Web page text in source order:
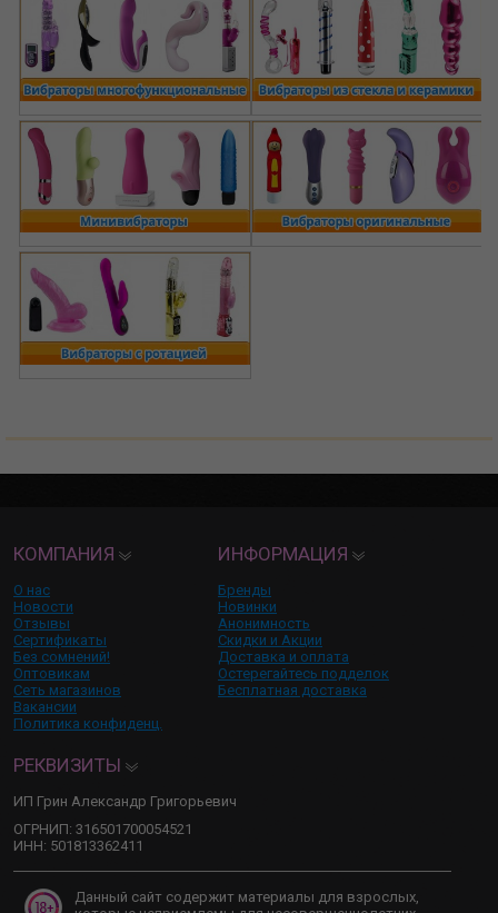
КОМПАНИЯ
О нас
Новости
Отзывы
Сертификаты
Без сомнений!
Оптовикам
Сеть магазинов
Вакансии
Политика конфиденц.
ИНФОРМАЦИЯ
Бренды
Новинки
Анонимность
Скидки и Акции
Доставка и оплата
Остерегайтесь подделок
Бесплатная доставка
РЕКВИЗИТЫ
ИП Грин Александр Григорьевич
ОГРНИП: 316501700054521
ИНН: 501813362411
Данный сайт содержит материалы для взрослых,